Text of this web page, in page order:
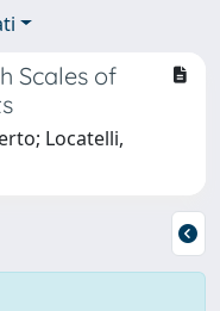
Scales of
Locatelli,